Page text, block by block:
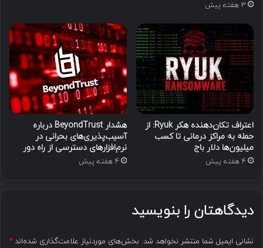
3 هفته پیش
اعتراف تکان‌دهنده هکر Ryuk: از
حمله به مراکز درمانی تا کسب
میلیون‌ها دلار باج
4 هفته پیش
هشدار BeyondTrust درباره
آسیب‌پذیری‌های بحرانی در
نرم‌افزارهای دسترسی از راه دور
4 هفته پیش
دیدگاهتان را بنویسید
نشانی ایمیل شما منتشر نخواهد شد. بخش‌های موردنیاز علامت‌گذاری شده‌اند*